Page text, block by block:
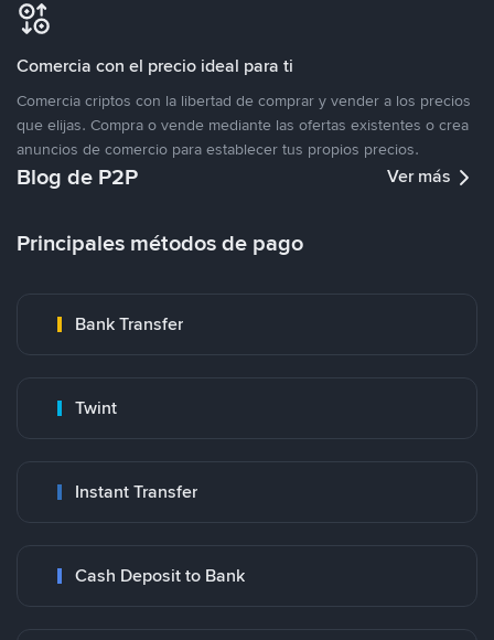
Comercia con el precio ideal para ti
Comercia criptos con la libertad de comprar y vender a los precios
que elijas. Compra o vende mediante las ofertas existentes o crea
anuncios de comercio para establecer tus propios precios.
Blog de P2P Ver más
Principales métodos de pago
Bank Transfer
Twint
Instant Transfer
Cash Deposit to Bank